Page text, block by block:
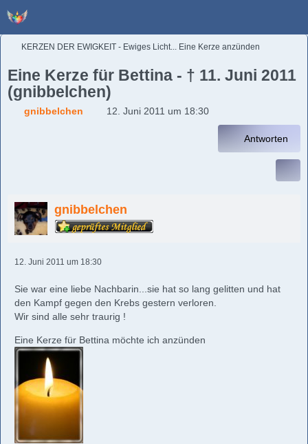
KERZEN DER EWIGKEIT - Ewiges Licht... Eine Kerze anzünden
Eine Kerze für Bettina - † 11. Juni 2011
(gnibbelchen)
gnibbelchen 12. Juni 2011 um 18:30
Antworten
gnibbelchen
12. Juni 2011 um 18:30
Sie war eine liebe Nachbarin...sie hat so lang gelitten und hat
den Kampf gegen den Krebs gestern verloren.
Wir sind alle sehr traurig !
Eine Kerze für Bettina möchte ich anzünden